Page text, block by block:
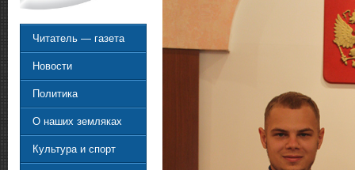
Читатель — газета
Новости
Политика
О наших земляках
Культура и спорт